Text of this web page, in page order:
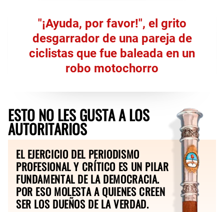
"¡Ayuda, por favor!", el grito
desgarrador de una pareja de
ciclistas que fue baleada en un
robo motochorro
ESTO NO LES GUSTA A LOS
AUTORITARIOS
EL EJERCICIO DEL PERIODISMO
PROFESIONAL Y CRÍTICO ES UN PILAR
FUNDAMENTAL DE LA DEMOCRACIA.
POR ESO MOLESTA A QUIENES CREEN
SER LOS DUEÑOS DE LA VERDAD.